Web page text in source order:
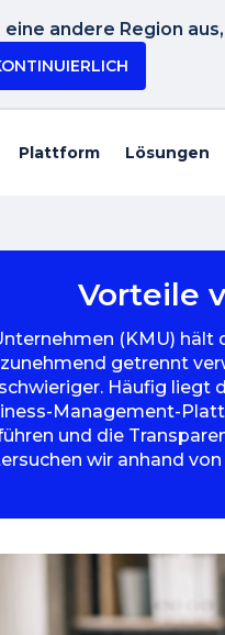
andere Region
Plattform Lösungen
Vorteile
(KMU)
getrennt
Häufig
Management-
und die
wir anhand